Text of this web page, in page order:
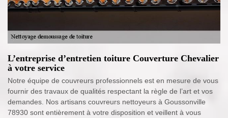
L’entreprise d’entretien toiture Couverture Chevalier
à votre service
Notre équipe de couvreurs professionnels est en mesure de vous
fournir des travaux de qualités respectant la règle de l’art et vos
demandes. Nos artisans couvreurs nettoyeurs à Goussonville
78930 sont entièrement à votre disposition et veillent à vous